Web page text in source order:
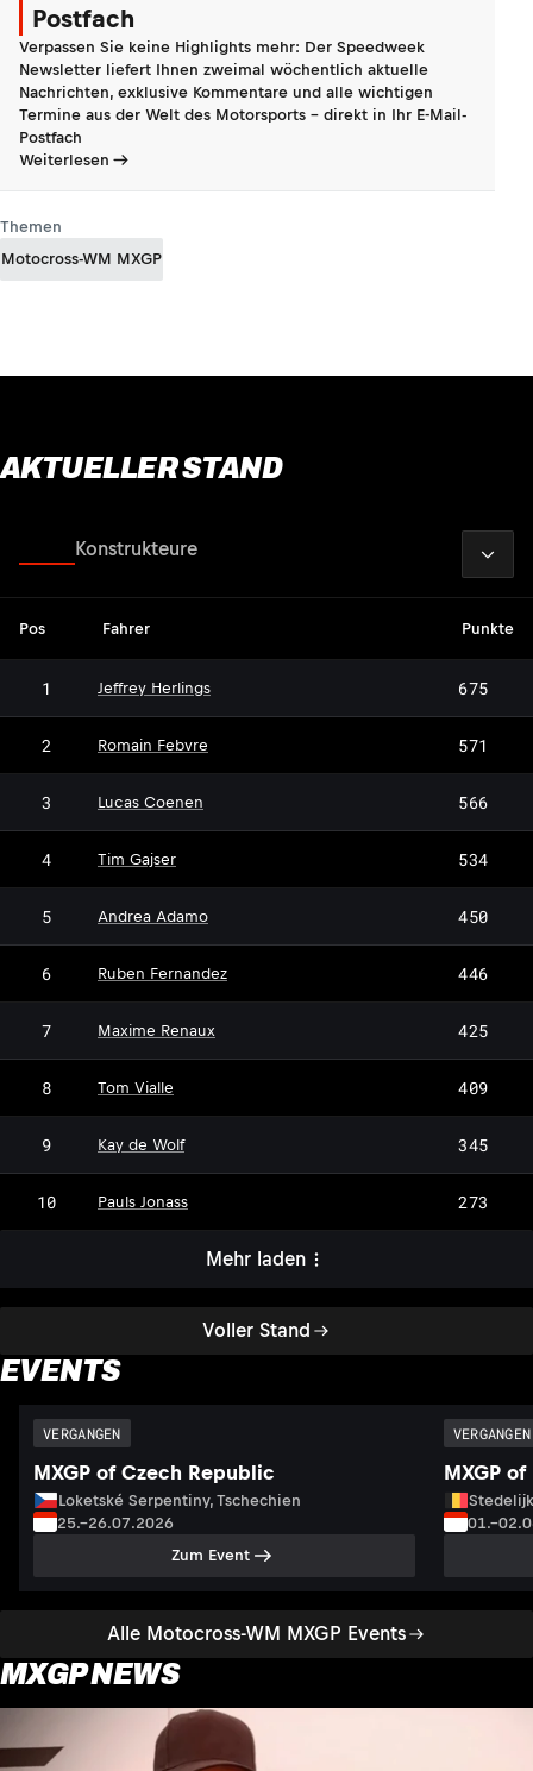
Postfach
Verpassen Sie keine Highlights mehr: Der Speedweek
Newsletter liefert Ihnen zweimal wöchentlich aktuelle
Nachrichten, exklusive Kommentare und alle wichtigen
Termine aus der Welt des Motorsports - direkt in Ihr E-Mail-
Postfach
Weiterlesen
Themen
Motocross-WM MXGP
AKTUELLER STAND
Voller Stand
Konstrukteure
Pos Fahrer Punkte
1 Jeffrey Herlings 675
2 Romain Febvre 571
3 Lucas Coenen 566
4 Tim Gajser 534
5 Andrea Adamo 450
6 Ruben Fernandez 446
7 Maxime Renaux 425
8 Tom Vialle 409
9 Kay de Wolf 345
10 Pauls Jonass 273
Mehr laden
EVENTS
Alle Motocross-WM MXGP Events
VERGANGEN
MXGP of Czech Republic
Loketské Serpentiny, Tschechien
25.–26.07.2026
Zum Event
VERGANGEN
MXGP
MXGP NEWS